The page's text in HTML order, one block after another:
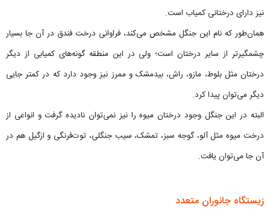
نیز دارای درختانی کمیاب است.
همان‌طور که نام این جنگل مشخص می‌کند، فراوانی درخت فندق در آن جا بسیار
چشمگیرتر از سایر درختان است؛ ولی در این منطقه گونه‌های کمیابی از دیگر
درختان مثل بلوط، مازو، راش، بیدمشک و ممرز نیز وجود دارد که در کمتر جایی
دیگر می‌توان پیدا کرد.
البته در این جنگل وجود درختان میوه را نیز نمی‌توان نادیده گرفت و انواعی از
درخت میوه مثل آلو، گوجه سبز، تمشک، سیب جنگلی، توت‌فرنگی و ازگیل هم در
آن جا می‌توان یافت.
زیستگاه جانوران متعدد